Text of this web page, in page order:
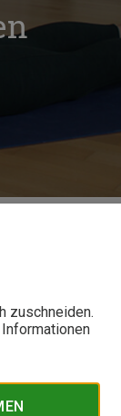
zuschneiden.
rutschfeste
sich für